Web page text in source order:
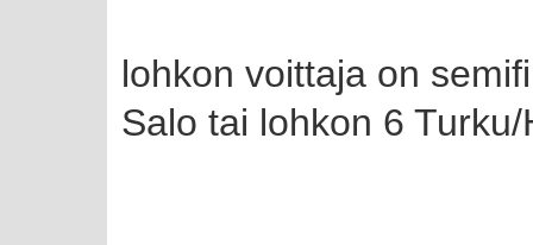
lohkon voittaja on
Salo tai lohkon 6